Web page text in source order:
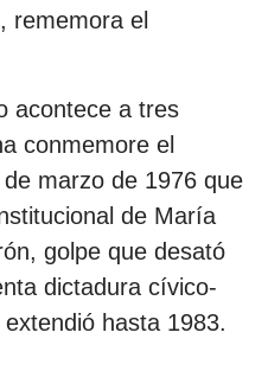
rememora el
acontece a tres
conmemore el
marzo de 1976 que
de María
golpe que desató
dictadura cívico-
hasta 1983.